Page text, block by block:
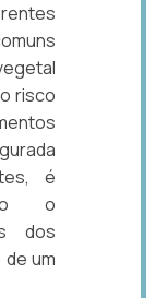
risco
é
o
dos
um